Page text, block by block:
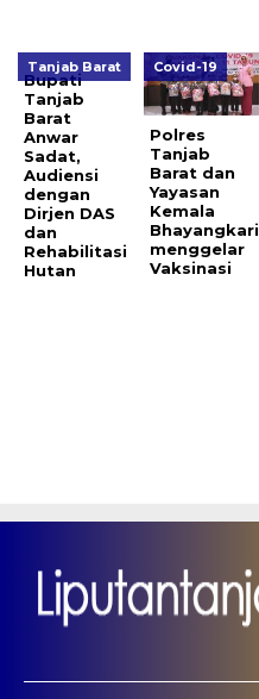
Tanjab Barat
Bupati
Tanjab
Barat
Anwar
Sadat,
Audiensi
dengan
Dirjen DAS
dan
Rehabilitasi
Hutan
Covid-19
Polres
Tanjab
Barat dan
Yayasan
Kemala
Bhayangkari
menggelar
Vaksinasi